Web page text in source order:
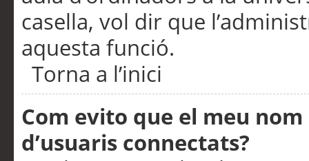
casella, vol dir que
aquesta funció.
Torna a l’inici
Com evito que el meu
d’usuaris connectats?